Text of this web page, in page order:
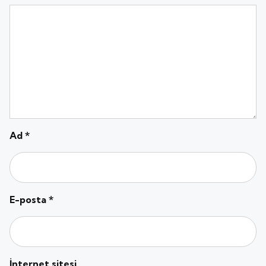
Ad *
E-posta *